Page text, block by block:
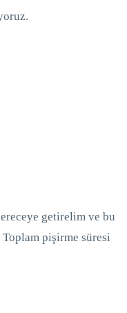
getirelim ve bu
pişirme süresi